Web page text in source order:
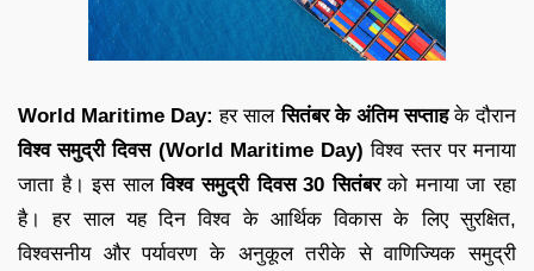
World Maritime Day:हर सालसितंबर के अंतिम सप्ताहके दौरान
विश्व समुद्री दिवस (World Maritime Day) विश्व स्तर पर मनाया
जाता है। इस सालविश्व समुद्री दिवस30 सितंबरको मनाया जा रहा
है। हर साल यह दिन विश्व के आर्थिक विकास के लिए सुरक्षित,
विश्वसनीय और पर्यावरण के अनुकूल तरीके से वाणिज्यिक समुद्री